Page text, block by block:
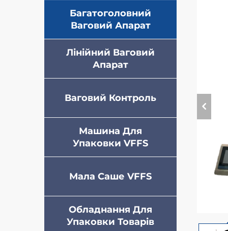
Багатоголовний
Ваговий Апарат
Лінійний Ваговий
Апарат
Ваговий Контроль
Машина Для
Упаковки VFFS
Мала Саше VFFS
Обладнання Для
Упаковки Товарів